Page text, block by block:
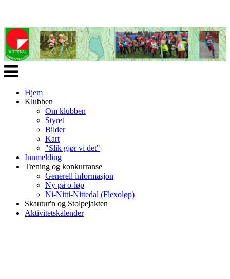
Veksle
navigasjon
Hjem
Klubben
Om klubben
Styret
Bilder
Kart
"Slik gjør vi det"
Innmelding
Trening og konkurranse
Generell informasjon
Ny på o-løp
Ni-Nitti-Nittedal (Flexoløp)
Skautur'n og Stolpejakten
Aktivitetskalender